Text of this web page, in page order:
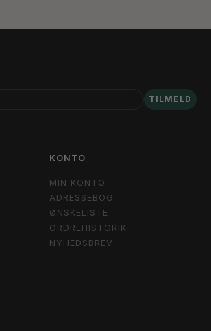
TILMELD
KONTO
MIN KONTO
ADRESSEBOG
ØNSKELISTE
ORDREHISTORIK
NYHEDSBREV